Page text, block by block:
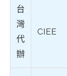
台
灣
代
辦
CIEE